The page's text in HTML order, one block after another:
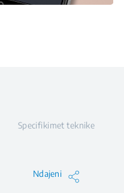
Specifikimet teknike
Ndajeni